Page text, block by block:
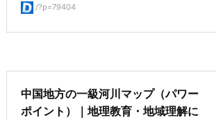
/?p=79404
中国地方の一級河川マップ（パワー
ポイント）｜地理教育・地域理解に